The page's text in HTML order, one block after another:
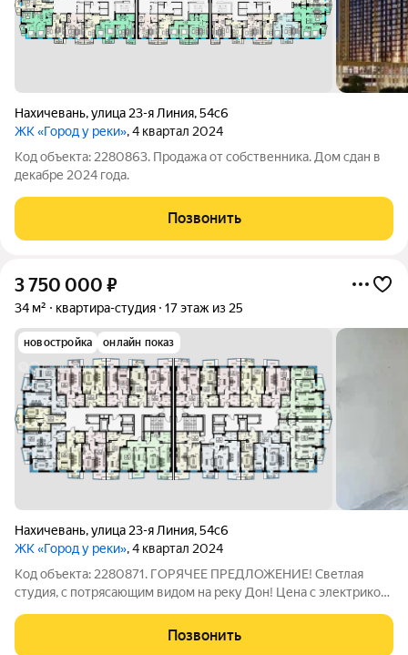
Нахичевань,улица 23-я Линия,54с6
ЖК «Город у реки», 4 квартал 2024
Код объекта: 2280863. Продажа от собственника. Дом сдан в
декабре 2024 года.
Позвонить
3 750 000 ₽
34 м² квартира-студия 17 этаж из 25
новостройка онлайн показ
Нахичевань,улица 23-я Линия,54с6
ЖК «Город у реки», 4 квартал 2024
Код объекта: 2280871. ГОРЯЧЕЕ ПРЕДЛОЖЕНИЕ! Светлая
студия, с потрясающим видом на реку Дон! Цена с электрикой,
застройщика! В Доме есть консьерж, на территории большое
поле для активных игр, площадки,
Позвонить